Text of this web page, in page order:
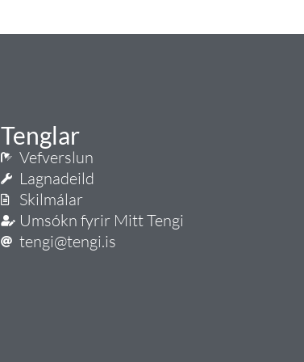
Tenglar
Vefverslun
Lagnadeild
Skilmálar
Umsókn fyrir Mitt Tengi
tengi@tengi.is